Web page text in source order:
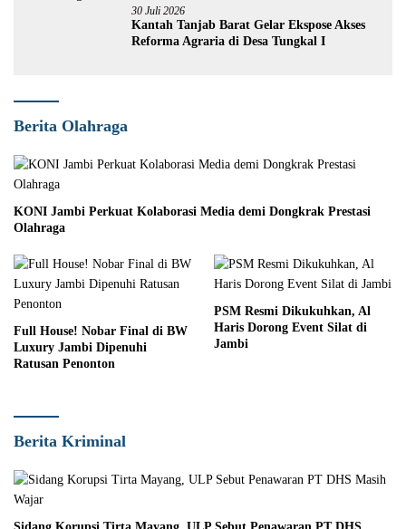
30 Juli 2026
Kantah Tanjab Barat Gelar Ekspose Akses
Reforma Agraria di Desa Tungkal I
Berita Olahraga
KONI Jambi Perkuat Kolaborasi Media demi Dongkrak Prestasi
Olahraga
Full House! Nobar Final di BW
Luxury Jambi Dipenuhi
Ratusan Penonton
PSM Resmi Dikukuhkan, Al
Haris Dorong Event Silat di
Jambi
Berita Kriminal